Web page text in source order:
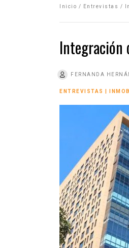
Inicio / Entrevistas /
Integración
FERNANDA
ENTREVISTAS